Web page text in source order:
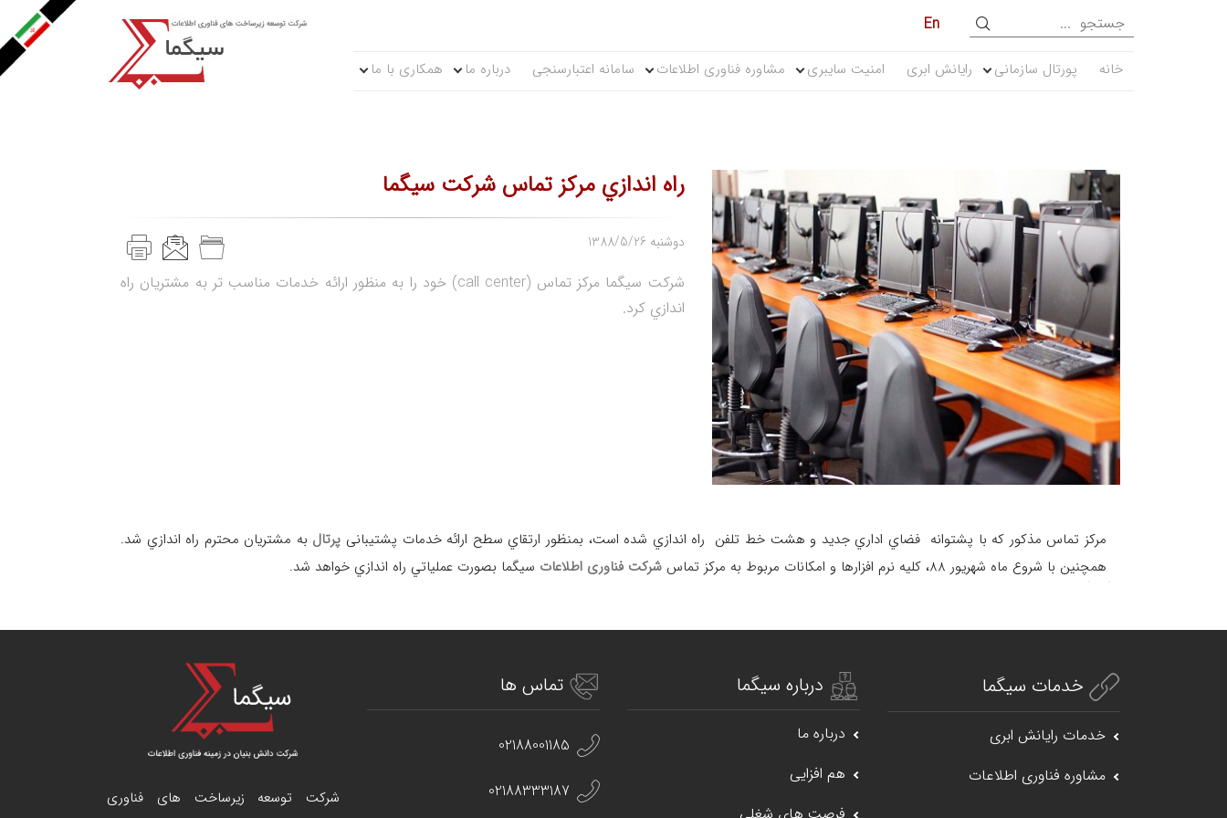
En
خانه پورتال سازمانی رایانش ابری امنیت سایبری مشاوره فناوری اطلاعات سامانه اعتبارسنجی درباره ما همکاری با ما
راه اندازي مركز تماس شركت سيگما
1388/5/26 دوشنبه
شركت سيگما مركز تماس (call center) خود را به منظور ارائه خدمات مناسب تر به مشتريان راه
اندازي كرد.
مركز تماس مذكور كه با پشتوانه فضاي اداري جديد و هشت خط تلفن راه اندازي شده است، بمنظور ارتقاي سطح ارائه خدمات پشتيبانی پرتال به مشتريان محترم راه اندازي شد.
همچنين با شروع ماه شهريور 88، كليه نرم افزارها و امكانات مربوط به مركز تماس
شرکت فناوری اطلاعات سیگما بصورت عملياتي راه اندازي خواهد شد.
خدمات سیگما
خدمات رایانش ابری
مشاوره فناوری اطلاعات
درباره سیگما
درباره ما
هم افزایی
تماس ها
02188001185
02188333187
شرکت توسعه زیرساخت های فناوری